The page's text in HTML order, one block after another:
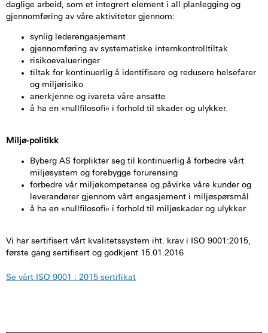
daglige arbeid, som et integrert element i all planlegging og
gjennomføring av våre aktiviteter gjennom:
synlig lederengasjement
gjennomføring av systematiske internkontrolltiltak
risikoevalueringer
tiltak for kontinuerlig å identifisere og redusere helsefarer
og miljørisiko
anerkjenne og ivareta våre ansatte
å ha en «nullfilosofi» i forhold til skader og ulykker.
Miljø-politikk
Byberg AS forplikter seg til kontinuerlig å forbedre vårt
miljøsystem og forebygge forurensing
forbedre vår miljøkompetanse og påvirke våre kunder og
leverandører gjennom vårt engasjement i miljøspørsmål
å ha en «nullfilosofi» i forhold til miljøskader og ulykker
Vi har sertifisert vårt kvalitetssystem iht. krav i ISO 9001:2015,
første gang sertifisert og godkjent 15.01.2016
Se vårt ISO 9001 : 2015 sertifikat​